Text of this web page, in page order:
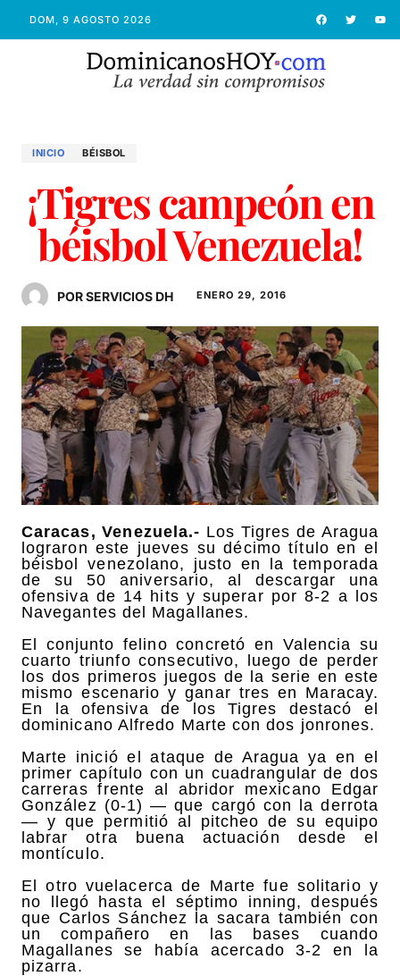
DOM, 9 AGOSTO 2026
INICIO BÉISBOL
¡Tigres campeón en
béisbol Venezuela!
POR SERVICIOS DH ENERO 29, 2016
Caracas, Venezuela.- Los Tigres de Aragua
lograron este jueves su décimo título en el
béisbol venezolano, justo en la temporada
de su 50 aniversario, al descargar una
ofensiva de 14 hits y superar por 8-2 a los
Navegantes del Magallanes.
El conjunto felino concretó en Valencia su
cuarto triunfo consecutivo, luego de perder
los dos primeros juegos de la serie en este
mismo escenario y ganar tres en Maracay.
En la ofensiva de los Tigres destacó el
dominicano Alfredo Marte con dos jonrones.
Marte inició el ataque de Aragua ya en el
primer capítulo con un cuadrangular de dos
carreras frente al abridor mexicano Edgar
González (0-1) — que cargó con la derrota
— y que permitió al pitcheo de su equipo
labrar otra buena actuación desde el
montículo.
El otro vuelacerca de Marte fue solitario y
no llegó hasta el séptimo inning, después
que Carlos Sánchez la sacara también con
un compañero en las bases cuando
Magallanes se había acercado 3-2 en la
pizarra.